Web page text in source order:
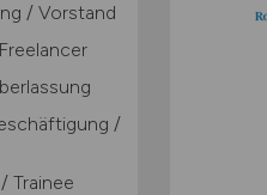
/ Vorstand
/
Trainee